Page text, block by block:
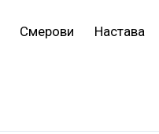
Смерови Настава